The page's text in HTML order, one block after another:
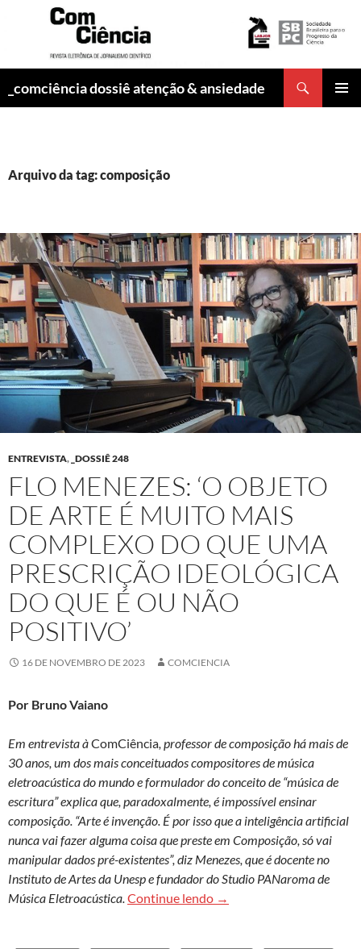
_comciência dossiê atenção & ansiedade
Arquivo da tag: composição
ENTREVISTA, _DOSSIÊ 248
FLO MENEZES: ‘O OBJETO
DE ARTE É MUITO MAIS
COMPLEXO DO QUE UMA
PRESCRIÇÃO IDEOLÓGICA
DO QUE É OU NÃO
POSITIVO’
16 DE NOVEMBRO DE 2023 COMCIENCIA
Por Bruno Vaiano
Em entrevista àComCiência, professor de composição há mais de
30 anos, um dos mais conceituados compositores de música
eletroacústica do mundo e formulador do conceito de “música de
escritura” explica que, paradoxalmente, é impossível ensinar
composição. “Arte é invenção. É por isso que a inteligência artificial
nunca vai fazer alguma coisa que preste em Composição, só vai
manipular dados pré-existentes”, diz Menezes, que é docente no
Instituto de Artes da Unesp e fundador do Studio PANaroma de
Música Eletroacústica.Continue lendo Flo Menezes: ‘O objeto
→